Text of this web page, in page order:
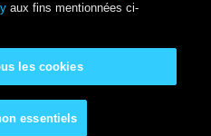
aux fins mentionnées ci-
essentiels
les cookies